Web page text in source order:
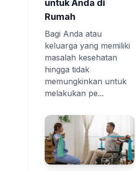
untuk Anda di
Rumah
Bagi Anda atau
keluarga yang memiliki
masalah kesehatan
hingga tidak
memungkinkan untuk
melakukan pe...